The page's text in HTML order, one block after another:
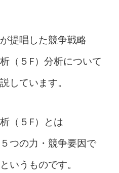
提唱した競争戦略
（５F）分析について
しています。
（５F）とは
つの力・競争要因で
いうものです。